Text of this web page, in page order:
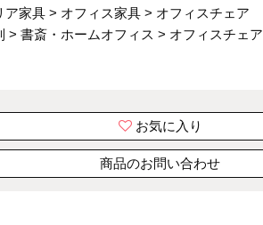
ア家具 > オフィス家具 > オフィスチェア
>書斎・ホームオフィス > オフィスチェア
お気に入り
商品のお問い合わせ